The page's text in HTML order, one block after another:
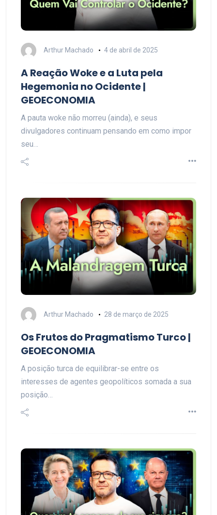
Arthur Machado 4 de abril de 2025
A Reação Woke e a Luta pela
Hegemonia no Ocidente |
GEOECONOMIA
A pauta woke não morreu (ainda), e seus
divulgadores continuam pensando em como impor
seu…
Arthur Machado 28 de março de 2025
Os Frutos do Pragmatismo Turco |
GEOECONOMIA
A posição turca de equilibrar-se entre os
interesses de agentes geopolíticos somada a sua
posição…